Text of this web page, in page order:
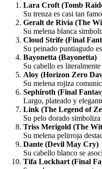
Lara Croft (Tomb
Su trenza es casi tan
Geralt de Rivia (The
Su melena blanca
Cloud Strife (Final
Su peinado puntiagudo
Bayonetta (Bayonetta)
Su cabello es
Aloy (Horizon Zero
Su melena rojiza
Sephiroth (Final
Largo, plateado y
Link (The Legend of
Su pelo dorado
Triss Merigold (The
Su melena pelirroja
Dante (Devil May Cry)
Su cabello blanco se
Tifa Lockhart (Final